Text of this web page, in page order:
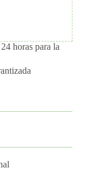
horas para la